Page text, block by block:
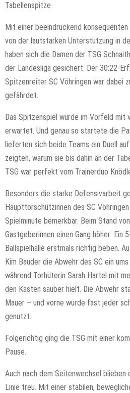
Tabellenspitze
Mit einer beeindruckend
von der lautstarken Unterstützung in
haben sich die Damen der TSG
der Landesliga gesichert. Der 30:22-
Spitzenreiter SC Vöhringen war dabei
gefährdet.
Das Spitzenspiel würde im Vorfeld mit
erwartet. Und genau so startete die
lieferten sich beide Teams ein Duell
zeigten, warum sie bis dahin an der
TSG war perfekt vom Trainerduo
Besonders die starke Defensivarbeit
Haupttorschützinnen des SC
Spielminute bemerkbar. Beim Stand
Gastgeberinnen einen Gang höher: Ein
Ballspielhalle erstmals richtig beben.
Kim Bauder die Abwehr des SC ein
während Torhüterin Sarah Hartel mit
den Kasten sauber hielt. Die Abwehr
Mauer – und vorne wurde fast jeder
genutzt.
Folgerichtig ging die TSG mit einer
Pause.
Auch nach dem Seitenwechsel blieben
Linie treu. Mit einer stabilen,